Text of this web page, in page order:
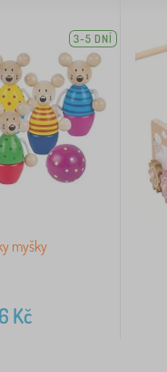
3-5 DNÍ
myšky
Kč